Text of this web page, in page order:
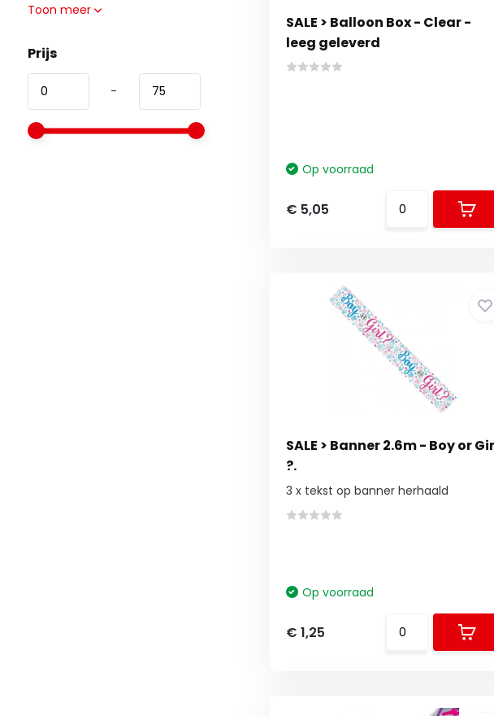
Toon meer
Prijs
-
SALE > Balloon Box - Clear -
leeg geleverd
Op voorraad
€ 5,05
SALE > Banner 2.6m - Boy or
?.
3 x tekst op banner herhaald
Op voorraad
€ 1,25